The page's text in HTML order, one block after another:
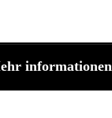
informationen